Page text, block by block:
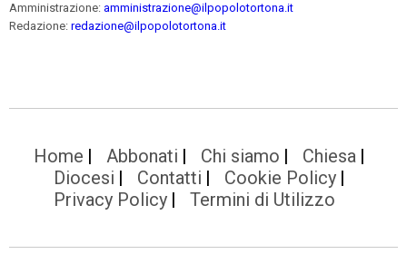
Amministrazione: amministrazione@ilpopolotortona.it
Redazione: redazione@ilpopolotortona.it
Home Abbonati Chi siamo
Chiesa
Diocesi
Contatti
Cookie Policy
Privacy Policy
Termini di Utilizzo